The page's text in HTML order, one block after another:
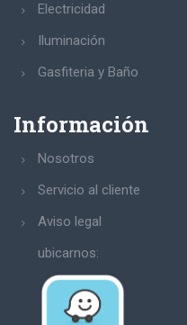
Electricidad
Iluminación
Gasfiteria y Baño
Información
Nosotros
Servicio al cliente
Aviso legal
ubicarnos: